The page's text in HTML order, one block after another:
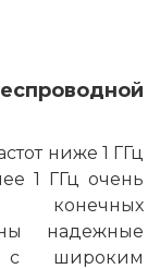
ниже 1 ГГц
1 ГГц очень
конечных
надежные
с широким